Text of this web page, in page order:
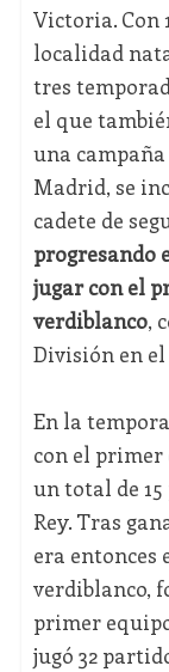
Victoria. Con
localidad
tres
el que
una
Madrid, se
cadete de
progresando
jugar con el
verdiblanco,
División en el
En la
con el primer
un total de 15
Rey. Tras
era entonces
verdiblanco,
primer
jugó 32